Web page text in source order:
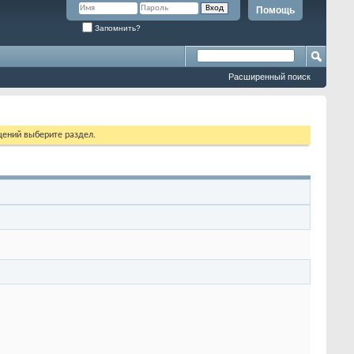
Помощь
Запомнить?
Расширенный поиск
выберите раздел.